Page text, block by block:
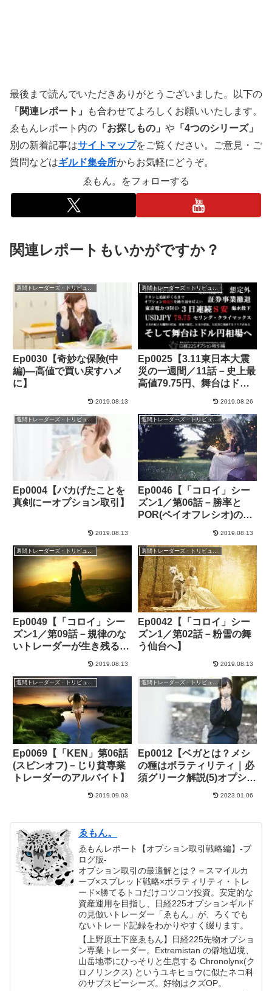
最後まで読んでいただきありがとうございました。以下の
「関連レポート」
も合わせてよろしくお願いいたします。
ゑもんレポート内の 「お探しもの」 や 「4つのシリーズ」
別の新着記事はサイトマップをご覧ください。ご意見・ご
質問などはギルド集会所からお気軽にどうぞ。
ゑもん。をフォローする
関連レポートもいかがですか？
Ep0030【奇妙な保険(中
編)―高値で買い戻すハメ
に】
2019.08.13
週間トレーダーズ・トリビューン
Ep0025【3.11東日本大震
災の一週間／11話－史上最
高値79.75円、舞台はドル
2019.08.26
週間トレーダーズ・トリビューン
Ep0004【バカげたことを
真剣にーオプション取引】
2019.08.13
週間トレーダーズ・トリビューン
Ep0046【「コロイ」シー
ズン1／第06話－勝率と
POR(ペイオフレシオ)の重
2019.08.13
Ep0049【「コロイ」シー
ズン1／第09話－規律のな
いトレーダーが生き残るこ
2019.08.13
Ep0042【「コロイ」シー
ズン1／第02話－粉雪の舞
う仙台へ】
2019.08.13
Ep0069【「KEN」第06話
(スピンオフ)－じり貧専業
トレーダーのアルバイト】
2019.09.03
週間トレーダーズ・トリビューン
Ep0012【ベガとは？メシ
の種はボラティリティ｜必
須グリーク解説(5)オプショ
2023.01.06
ゑもん。
ゑもんレポート【オプション取引戦略編】-ブ
ログ版-
オプション取引の最適解とは？＝スマイルカ
ーブ×スプレッド戦略×ボラティリティ・トレ
ード×勝てるトコだけコツコツ投資。安定的な
資産運用を目指し、日経225オプションギルド
の見倣いトレーダー「ゑもん」が、ろくでも
ないトレード記録をわかりやすく綴ります。
【上野原土下座ゑもん】日経225先物オプショ
ン専業トレーダー。Extremistan の僻地辺境、
山岳地帯にひっそりと生息する Chronolynx(ク
ロノリンクス) というユキヒョウに似たネコ科
のサブスピーシーズ。好物はクズOP。